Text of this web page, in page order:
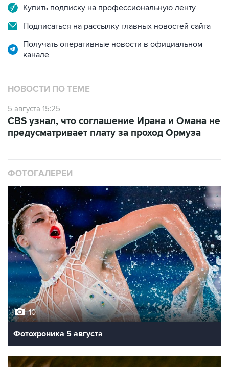
Купить подписку на профессиональную ленту
Подписаться на рассылку главных новостей сайта
Получать оперативные новости в официальном
канале
НОВОСТИ ПО ТЕМЕ
5 августа 15:25
CBS узнал, что соглашение Ирана и Омана не
предусматривает плату за проход Ормуза
ФОТОГАЛЕРЕИ
10
Фотохроника 5 августа